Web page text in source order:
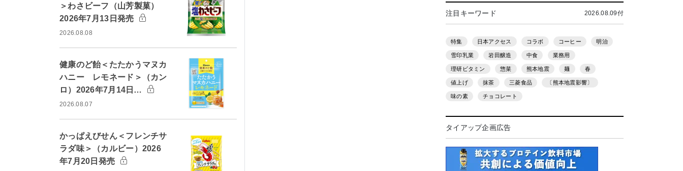
＞わさビーフ（山芳製菓）
2026年7月13日発売
2026.08.08
健康のど飴＜たたかうマヌカ
ハニー レモネード＞（カン
ロ）2026年7月14日…
2026.08.07
かっぱえびせん＜フレンチサ
ラダ味＞（カルビー）2026
年7月20日発売
注目キーワード 2026.08.09付
特集 日本アクセス コラボ コーヒー 明治
雪印乳業 岩田醸造 中食 業務用
理研ビタミン 惣菜 熊本地震 麺 春
値上げ 抹茶 三菱食品 〔熊本地震影響〕
味の素 チョコレート
タイアップ企画広告